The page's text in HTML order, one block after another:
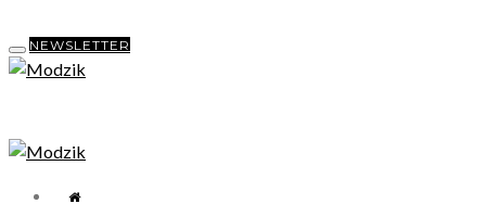
NEWSLETTER